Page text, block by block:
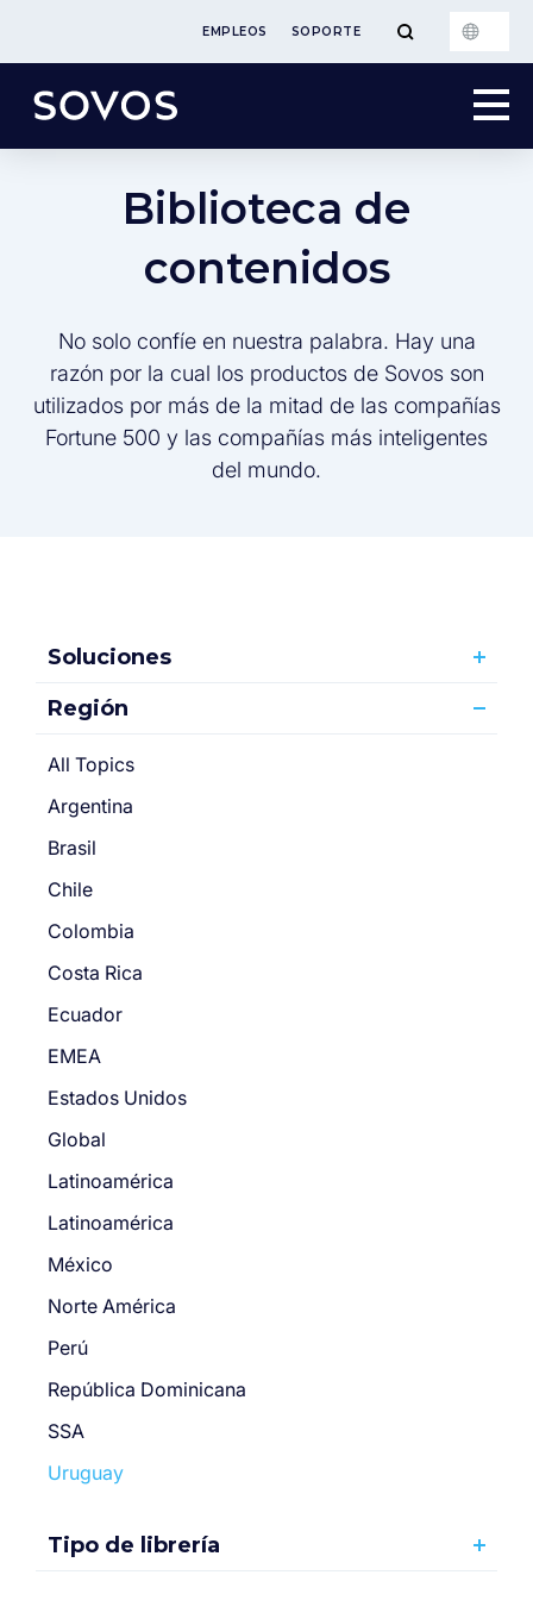
EMPLEOS SOPORTE
Biblioteca de
contenidos
No solo confíe en nuestra palabra. Hay una
razón por la cual los productos de Sovos son
utilizados por más de la mitad de las compañías
Fortune 500 y las compañías más inteligentes
del mundo.
Soluciones
Región
All Topics
Argentina
Brasil
Chile
Colombia
Costa Rica
Ecuador
EMEA
Estados Unidos
Global
Latinoamérica
Latinoamérica
México
Norte América
Perú
República Dominicana
SSA
Uruguay
Tipo de librería